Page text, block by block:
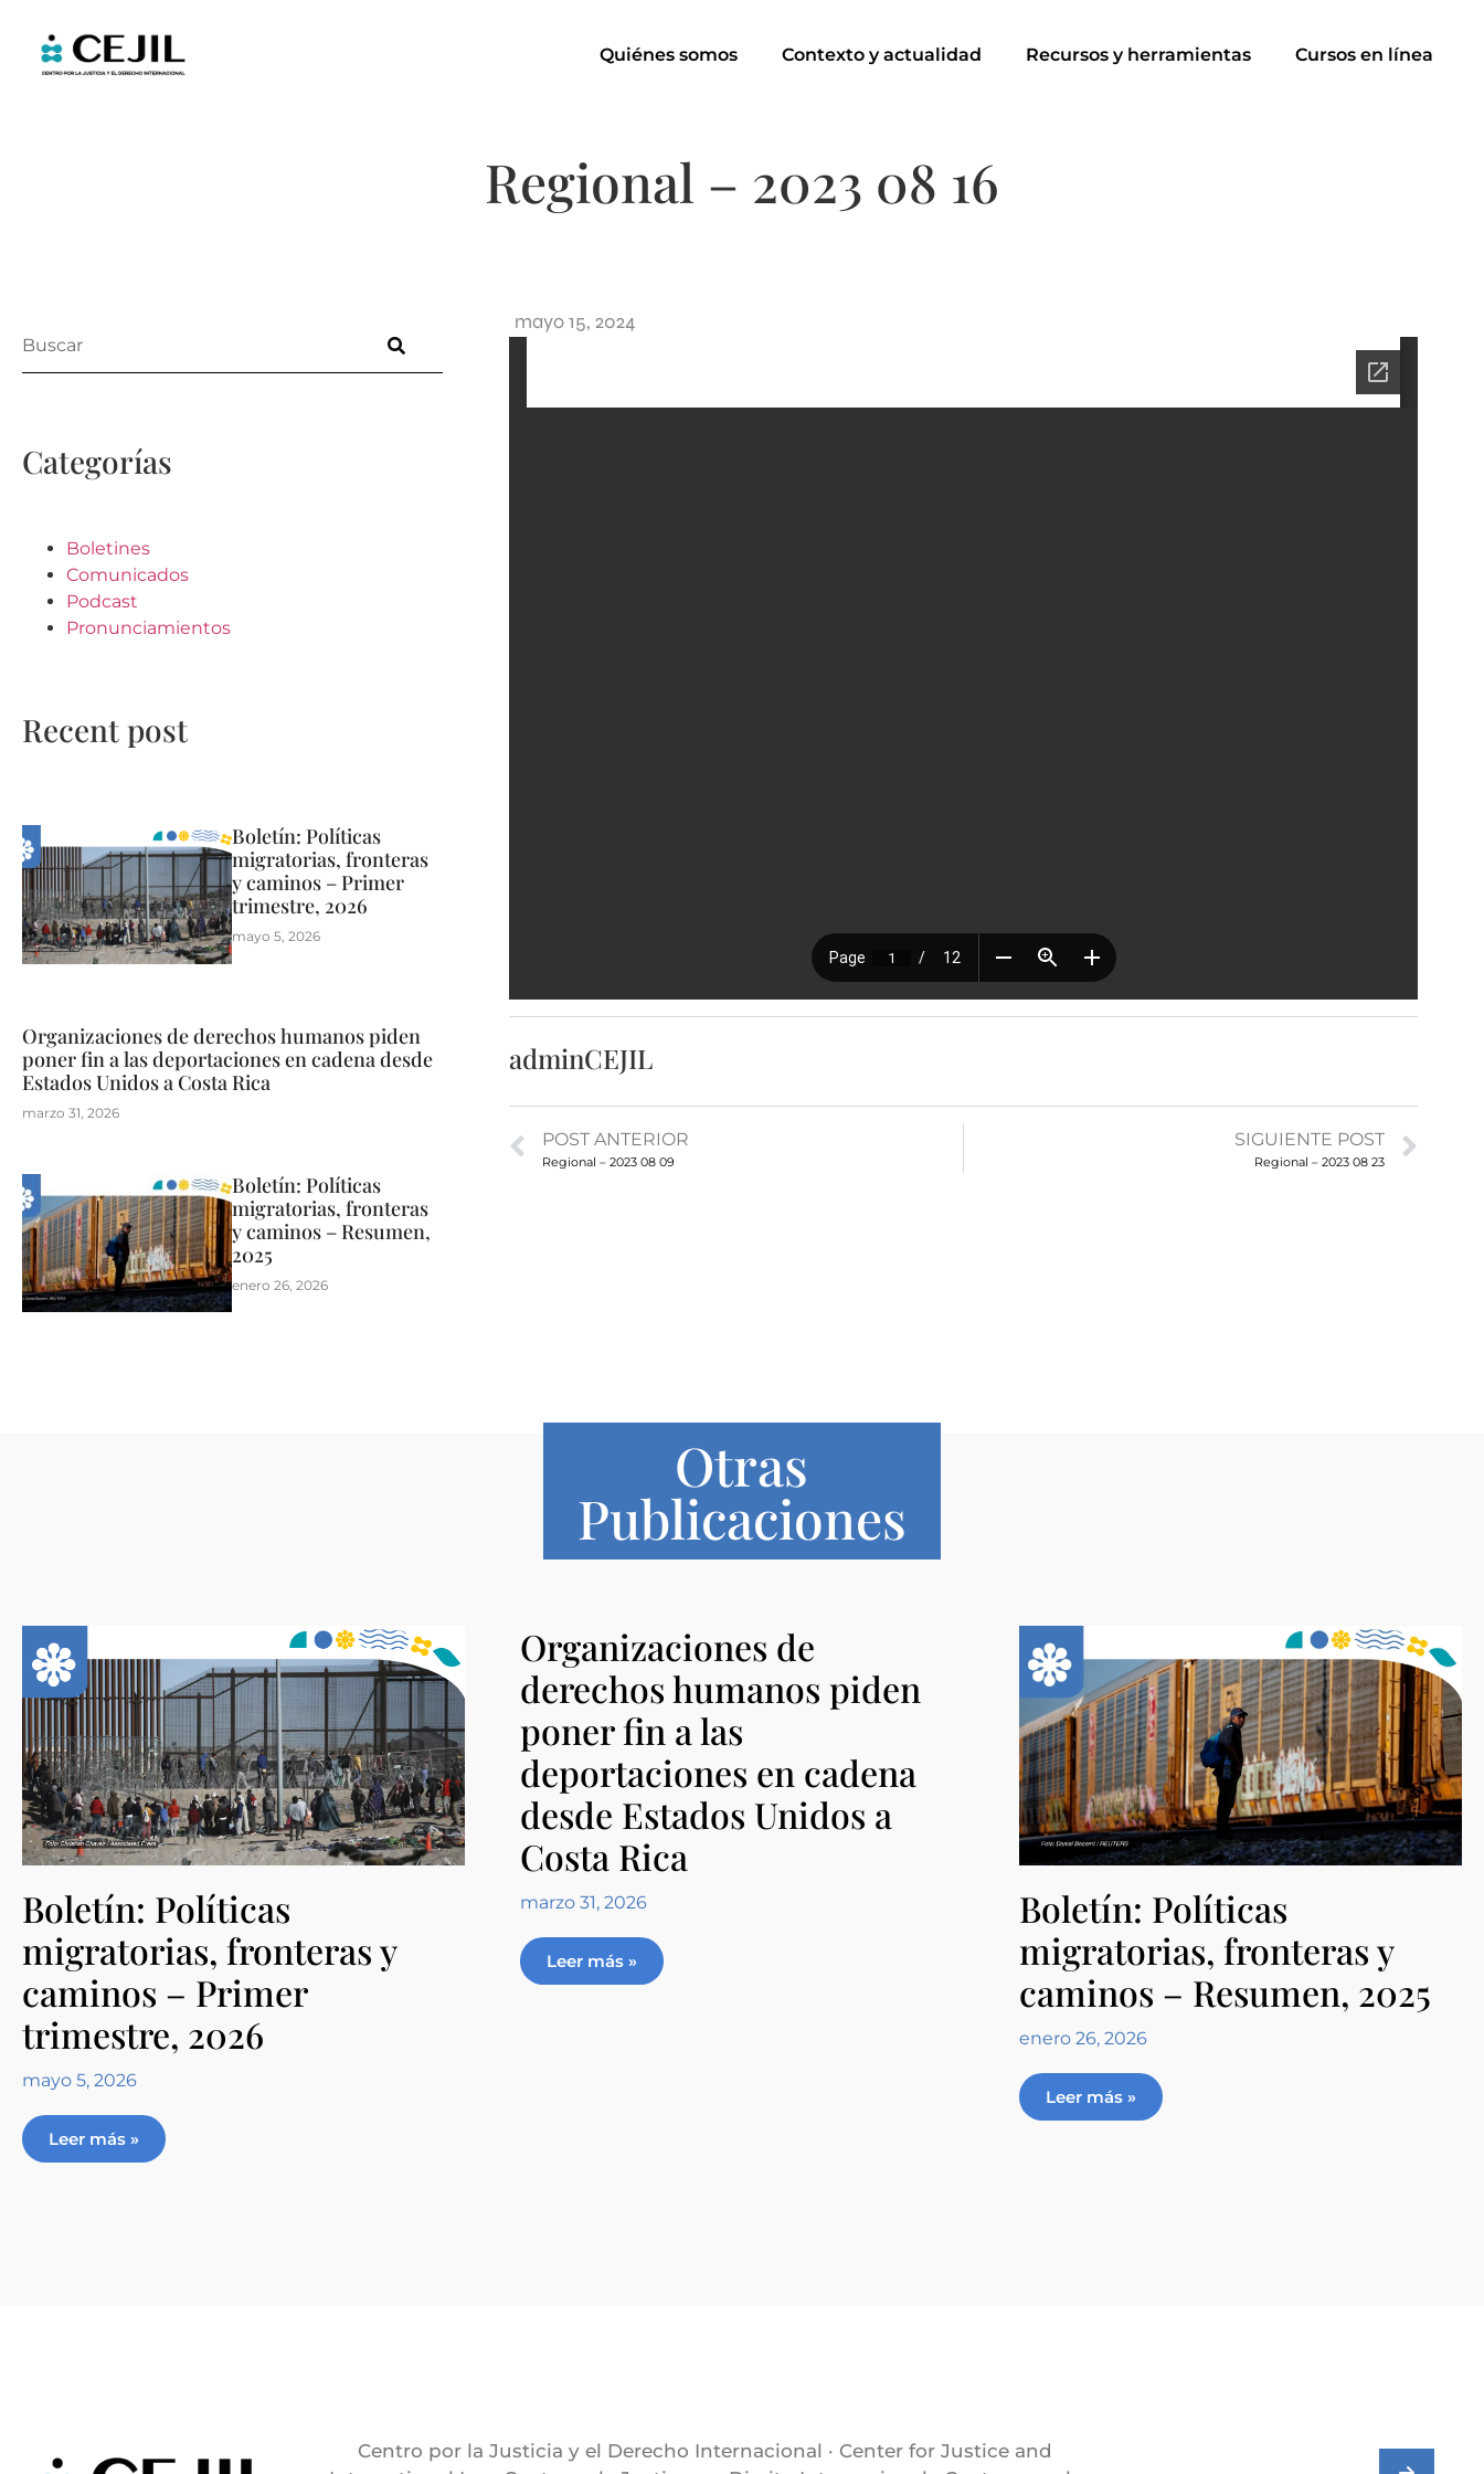
Quiénes somos Contexto y actualidad Recursos y herramientas Cursos en línea
Regional – 2023 08 16
Categorías
Boletines
Comunicados
Podcast
Pronunciamientos
Recent post
Boletín: Políticas
migratorias, fronteras
y caminos – Primer
trimestre, 2026
mayo 5, 2026
Organizaciones de derechos humanos piden
poner fin a las deportaciones en cadena desde
Estados Unidos a Costa Rica
marzo 31, 2026
Boletín: Políticas
migratorias, fronteras
y caminos – Resumen,
2025
enero 26, 2026
mayo 15, 2024
adminCEJIL
POST ANTERIOR
Regional – 2023 08 09
SIGUIENTE POST
Regional – 2023 08 23
Otras
Publicaciones
Boletín: Políticas
migratorias, fronteras y
caminos – Primer
trimestre, 2026
mayo 5, 2026
Leer más »
Organizaciones de
derechos humanos piden
poner fin a las
deportaciones en cadena
desde Estados Unidos a
Costa Rica
marzo 31, 2026
Leer más »
Boletín: Políticas
migratorias, fronteras y
caminos – Resumen, 2025
enero 26, 2026
Leer más »
Centro por la Justicia y el Derecho Internacional · Center for Justice and